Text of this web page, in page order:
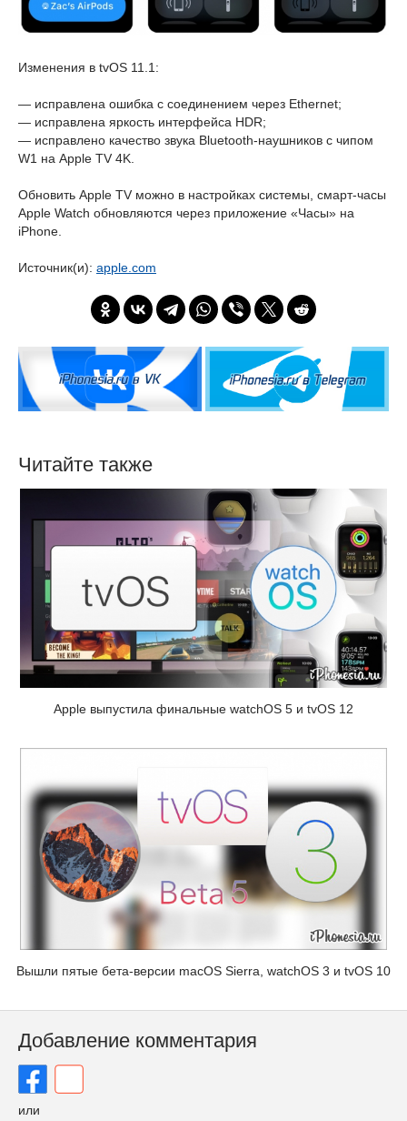
Изменения в tvOS 11.1:
— исправлена ошибка с соединением через Ethernet;
— исправлена яркость интерфейса HDR;
— исправлено качество звука Bluetooth-наушников с чипом
W1 на Apple TV 4K.
Обновить Apple TV можно в настройках системы, смарт-часы
Apple Watch обновляются через приложение «Часы» на
iPhone.
Источник(и): apple.com
Читайте также
Apple выпустила финальные watchOS 5 и tvOS 12
Вышли пятые бета-версии macOS Sierra, watchOS 3 и tvOS 10
Добавление комментария
или